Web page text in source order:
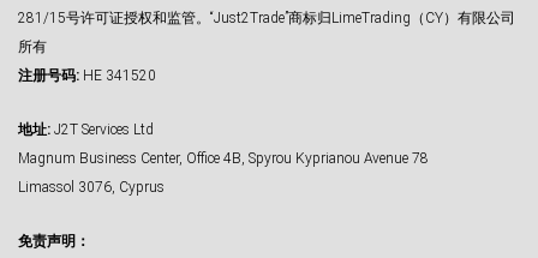
281/15号许可证授权和监管。“Just2Trade”商标归LimeTrading（CY）有限公司
所有
注册号码: HE 341520
地址: J2T Services Ltd
Magnum Business Center, Office 4B, Spyrou Kyprianou Avenue 78
Limassol 3076, Cyprus
免责声明：